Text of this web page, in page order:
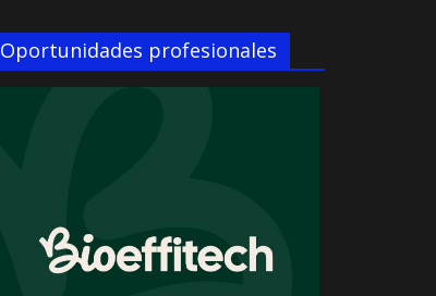
Oportunidades profesionales